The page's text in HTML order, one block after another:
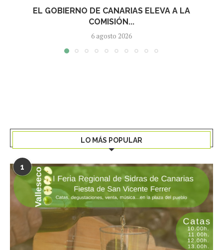
EL GOBIERNO DE CANARIAS ELEVA A LA
COMISIÓN...
6 agosto 2026
LO MÁS POPULAR
1